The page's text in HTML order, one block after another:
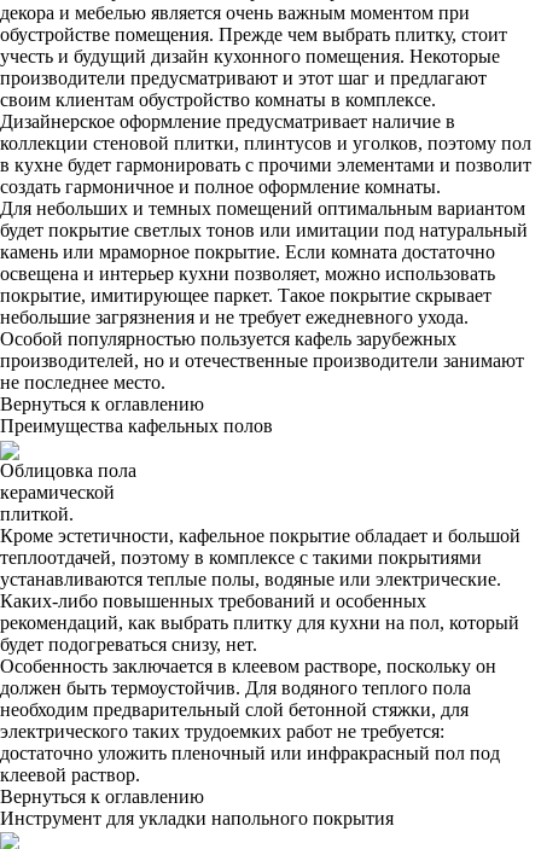
декора и мебелью является очень важным моментом при
обустройстве помещения. Прежде чем выбрать плитку, стоит
учесть и будущий дизайн кухонного помещения. Некоторые
производители предусматривают и этот шаг и предлагают
своим клиентам обустройство комнаты в комплексе.
Дизайнерское оформление предусматривает наличие в
коллекции стеновой плитки, плинтусов и уголков, поэтому пол
в кухне будет гармонировать с прочими элементами и позволит
создать гармоничное и полное оформление комнаты.
Для небольших и темных помещений оптимальным вариантом
будет покрытие светлых тонов или имитации под натуральный
камень или мраморное покрытие. Если комната достаточно
освещена и интерьер кухни позволяет, можно использовать
покрытие, имитирующее паркет. Такое покрытие скрывает
небольшие загрязнения и не требует ежедневного ухода.
Особой популярностью пользуется кафель зарубежных
производителей, но и отечественные производители занимают
не последнее место.
Вернуться к оглавлению
Преимущества кафельных полов
Облицовка пола
керамической
плиткой.
Кроме эстетичности, кафельное покрытие обладает и большой
теплоотдачей, поэтому в комплексе с такими покрытиями
устанавливаются теплые полы, водяные или электрические.
Каких-либо повышенных требований и особенных
рекомендаций, как выбрать плитку для кухни на пол, который
будет подогреваться снизу, нет.
Особенность заключается в клеевом растворе, поскольку он
должен быть термоустойчив. Для водяного теплого пола
необходим предварительный слой бетонной стяжки, для
электрического таких трудоемких работ не требуется:
достаточно уложить пленочный или инфракрасный пол под
клеевой раствор.
Вернуться к оглавлению
Инструмент для укладки напольного покрытия